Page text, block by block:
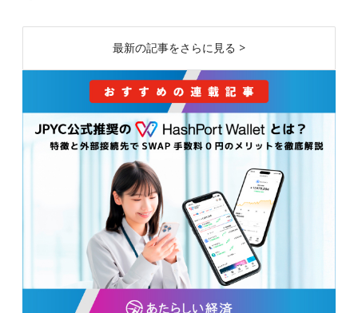
最新の記事をさらに見る >